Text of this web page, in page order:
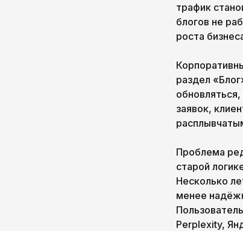
трафик
блогов не
роста
раздел
заявок,
Проблема
старой
Несколько
менее
Perplexity,